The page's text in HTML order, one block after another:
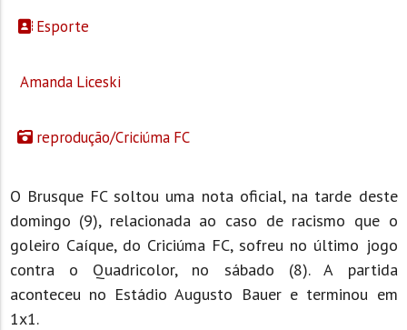
Esporte
Amanda Liceski
reprodução/Criciúma FC
O Brusque FC soltou uma nota oficial, na tarde deste
domingo (9), relacionada ao caso de racismo que o
goleiro Caíque, do Criciúma FC, sofreu no último jogo
contra o Quadricolor, no sábado (8). A partida
aconteceu no Estádio Augusto Bauer e terminou em
1x1.